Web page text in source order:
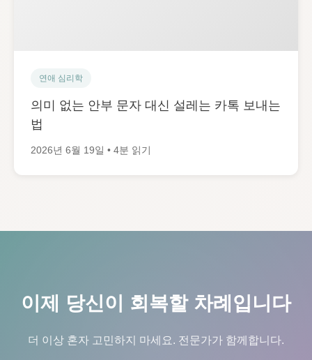
연애 심리학
의미 없는 안부 문자 대신 설레는 카톡 보내는
법
2026년 6월 19일 • 4분 읽기
이제 당신이 회복할 차례입니다
더 이상 혼자 고민하지 마세요. 전문가가 함께합니다.